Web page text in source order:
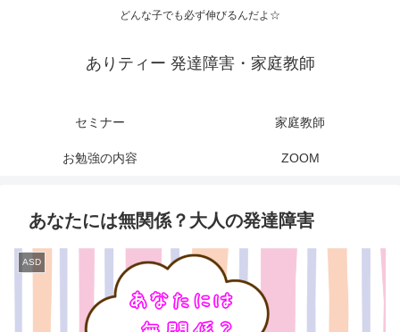
どんな子でも必ず伸びるんだよ☆
ありティー 発達障害・家庭教師
セミナー 家庭教師
お勉強の内容 ZOOM
あなたには無関係？大人の発達障害
ASD